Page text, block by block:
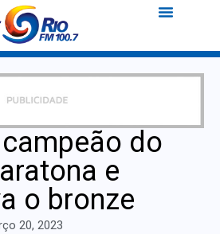
do
e
o bronze
20, 2023